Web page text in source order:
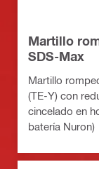
Martillo
SDS-Max
Martillo
(TE-Y) con
cincelado en
batería Nuron)